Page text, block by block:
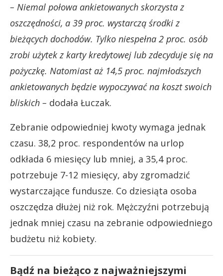
– Niemal połowa ankietowanych skorzysta z
oszczędności, a 39 proc. wystarczą środki z
bieżących dochodów. Tylko niespełna 2 proc. osób
zrobi użytek z karty kredytowej lub zdecyduje się na
pożyczkę. Natomiast aż 14,5 proc. najmłodszych
ankietowanych będzie wypoczywać na koszt swoich
bliskich – dodała Łuczak.
Zebranie odpowiedniej kwoty wymaga jednak
czasu. 38,2 proc. respondentów na urlop
odkłada 6 miesięcy lub mniej, a 35,4 proc.
potrzebuje 7-12 miesięcy, aby zgromadzić
wystarczające fundusze. Co dziesiąta osoba
oszczędza dłużej niż rok. Mężczyźni potrzebują
jednak mniej czasu na zebranie odpowiedniego
budżetu niż kobiety.
Bądź na bieżąco z najważniejszymi